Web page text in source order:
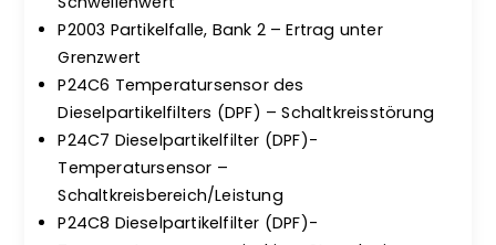
P2003 Partikelfalle, Bank 2 – Ertrag unter
Grenzwert
P24C6 Temperatursensor des
Dieselpartikelfilters (DPF) – Schaltkreisstörung
P24C7 Dieselpartikelfilter (DPF)-
Temperatursensor –
Schaltkreisbereich/Leistung
P24C8 Dieselpartikelfilter (DPF)-